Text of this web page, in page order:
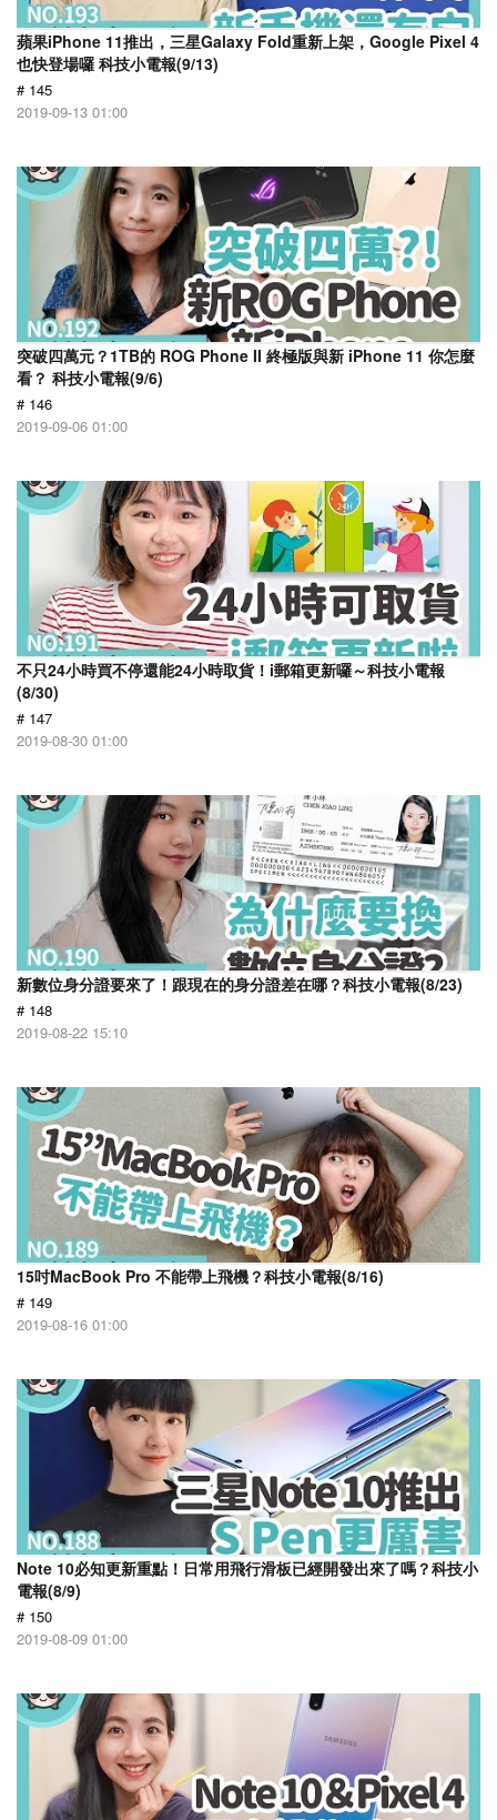
蘋果iPhone 11推出，三星Galaxy Fold重新上架，Google Pixel 4
也快登場囉 科技小電報(9/13)
# 145
2019-09-13 01:00
突破四萬元？1TB的 ROG Phone II 終極版與新 iPhone 11 你怎麼
看？ 科技小電報(9/6)
# 146
2019-09-06 01:00
不只24小時買不停還能24小時取貨！i郵箱更新囉～科技小電報
(8/30)
# 147
2019-08-30 01:00
新數位身分證要來了！跟現在的身分證差在哪？科技小電報(8/23)
# 148
2019-08-22 15:10
15吋MacBook Pro 不能帶上飛機？科技小電報(8/16)
# 149
2019-08-16 01:00
Note 10必知更新重點！日常用飛行滑板已經開發出來了嗎？科技小
電報(8/9)
# 150
2019-08-09 01:00